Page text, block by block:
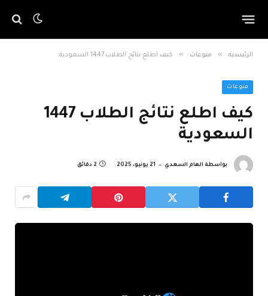
الرئيسية » منوعات » كيف اطلع نتائج الطلاب 1447 السعودية
منوعات
كيف اطلع نتائج الطلاب 1447
السعودية
بواسطة الهام السعدي 21 يونيو، 2025 2 دقائق